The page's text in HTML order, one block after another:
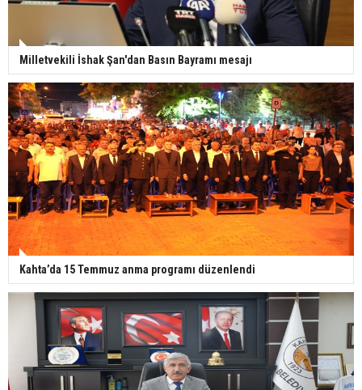
Milletvekili İshak Şan'dan Basın Bayramı mesajı
Kahta’da 15 Temmuz anma programı düzenlendi